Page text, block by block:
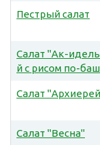
Пестрый салат
Салат "Ак-
й с рисом по-
Салат
Салат "Весна"